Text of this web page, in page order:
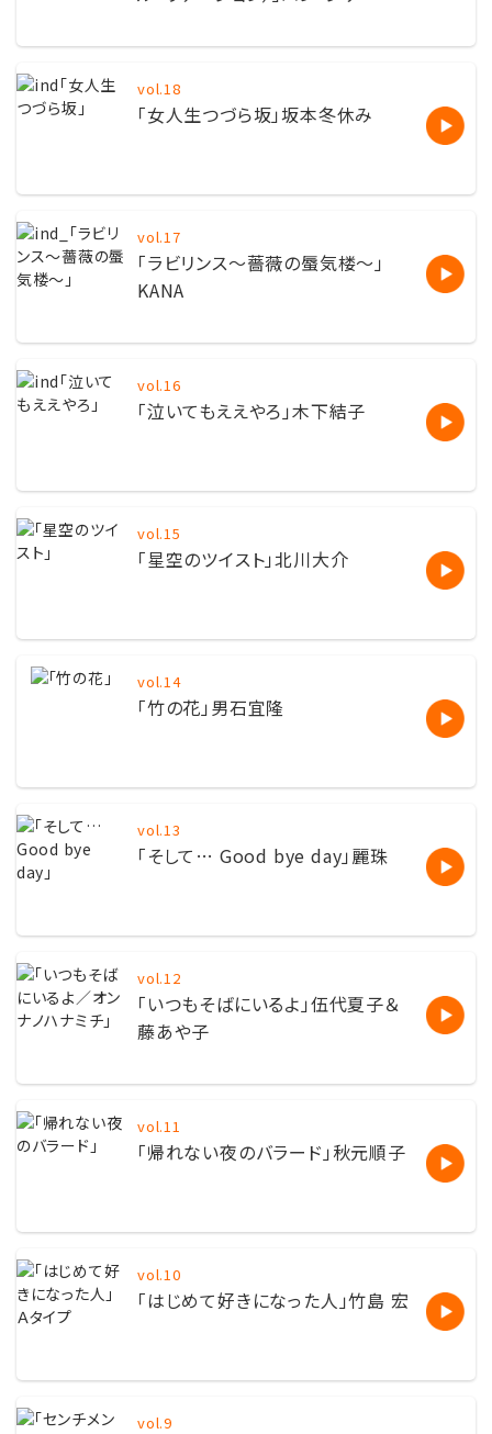
vol.18
「女人生つづら坂」坂本冬休み
vol.17
「ラビリンス～薔薇の蜃気楼～ 」
KANA
vol.16
「泣いてもええやろ」木下結子
vol.15
「星空のツイスト」北川大介
vol.14
「竹の花」男石宜隆
vol.13
「そして… Good bye day」麗珠
vol.12
「いつもそばにいるよ」伍代夏子＆
藤あや子
vol.11
「帰れない夜のバラード」秋元順子
vol.10
「はじめて好きになった人」竹島 宏
vol.9